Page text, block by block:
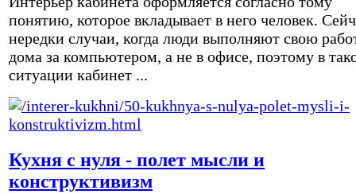
понятию, которое вкладывает в него человек.
нередки случаи, когда люди выполняют свою
дома за компьютером, а не в офисе, поэтому в
ситуации кабинет ...
Кухня с нуля - полет мысли и
конструктивизм